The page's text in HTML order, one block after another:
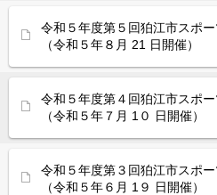
令和５年度第５回狛江市スポ
（令和５年８月 21 日開催）
令和５年度第４回狛江市スポ
（令和５年７月 1０ 日開催）
令和５年度第３回狛江市スポ
（令和５年６月 1９ 日開催）